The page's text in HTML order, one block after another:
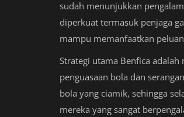
sudah menunjukkan
diperkuat termasuk penjaga
mampu memanfaatkan
Strategi utama Benfica
penguasaan bola dan
bola yang ciamik, sehingga
mereka yang sangat